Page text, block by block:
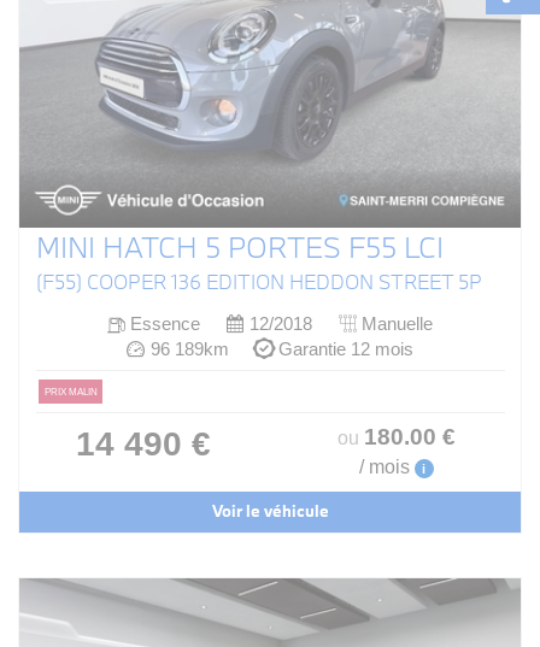
MINI HATCH 5 PORTES F55 LCI
(F55) COOPER 136 EDITION HEDDON STREET 5P
Essence 12/2018
Manuelle
96 189km
Garantie 12 mois
PRIX MALIN
14 490 € ou 180.00 €
/ mois i
Voir le véhicule